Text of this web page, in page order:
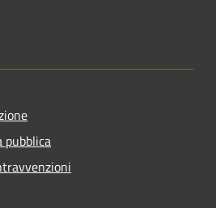
pubblica